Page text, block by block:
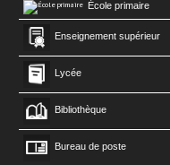
École primaire
Enseignement supérieur
Lycée
Bibliothèque
Bureau de poste